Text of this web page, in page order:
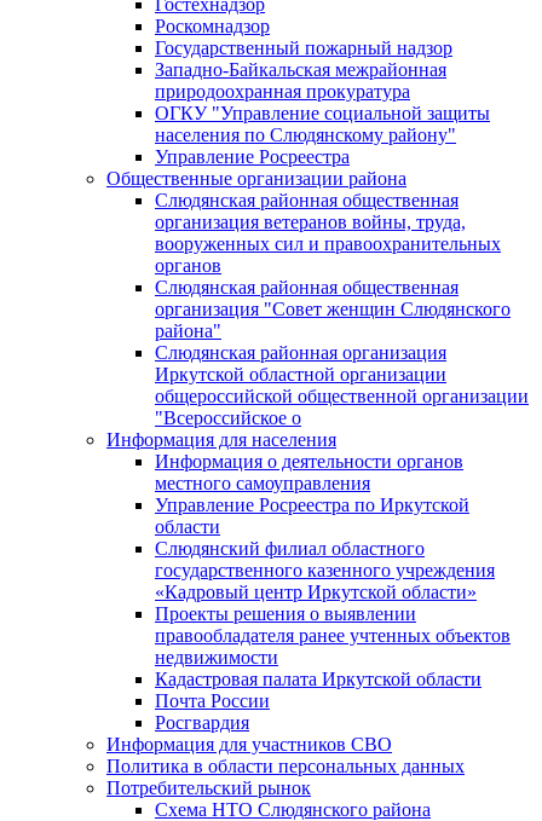
Гостехнадзор
Роскомнадзор
Государственный пожарный надзор
Западно-Байкальская межрайонная
природоохранная прокуратура
ОГКУ "Управление социальной защиты
населения по Слюдянскому району"
Управление Росреестра
Общественные организации района
Слюдянская районная общественная
организация ветеранов войны, труда,
вооруженных сил и правоохранительных
органов
Слюдянская районная общественная
организация "Совет женщин Слюдянского
района"
Слюдянская районная организация
Иркутской областной организации
общероссийской общественной организации
"Всероссийское о
Информация для населения
Информация о деятельности органов
местного самоуправления
Управление Росреестра по Иркутской
области
Слюдянский филиал областного
государственного казенного учреждения
«Кадровый центр Иркутской области»
Проекты решения о выявлении
правообладателя ранее учтенных объектов
недвижимости
Кадастровая палата Иркутской области
Почта России
Росгвардия
Информация для участников СВО
Политика в области персональных данных
Потребительский рынок
Схема НТО Слюдянского района